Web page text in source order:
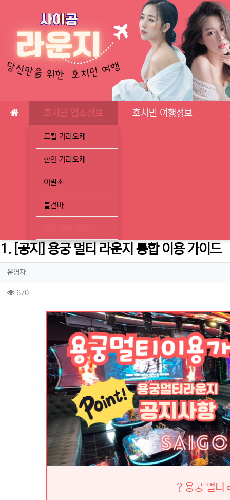
메인 메뉴호치민 업소정보
로컬 가라오케
한인 가라오케
이발소
불건마
호치민 여행정보
1. [공지] 용궁 멀티 라운지 통합 이용 가이드
작성자 정보
운영자작성
컨텐츠 정보
670조회
? 용궁 멀티